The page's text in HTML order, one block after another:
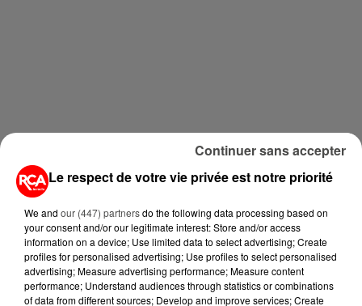
UNE CHUTE FATALE DE 2 000
MÈTRES : UNE PARACHUTISTE DE
26 ANS PERD...
23 juillet 2026
DE VANNES À NANTES, LE FUTUR
Le respect de votre vie privée est notre priorité
We and our (447) partnersdo the following data processing based on
your consent and/or our legitimate interest: Store and/or access
information on a device; Use limited data to select advertising; Create
profiles for personalised advertising; Use profiles to select personalised
advertising; Measure advertising performance; Measure content
performance; Understand audiences through statistics or combinations
of data from different sources; Develop and improve services; Create
Continuer sans accepter